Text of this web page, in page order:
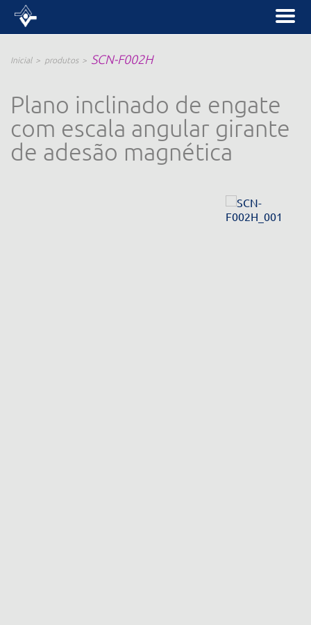
Inicial produtos SCN-F002H
Plano inclinado de engate
com escala angular girante
de adesão magnética